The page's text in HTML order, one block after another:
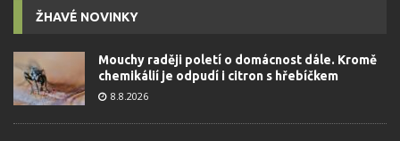
ŽHAVÉ NOVINKY
Mouchy raději poletí o domácnost dále. Kromě
chemikálií je odpudí i citron s hřebíčkem
8.8.2026